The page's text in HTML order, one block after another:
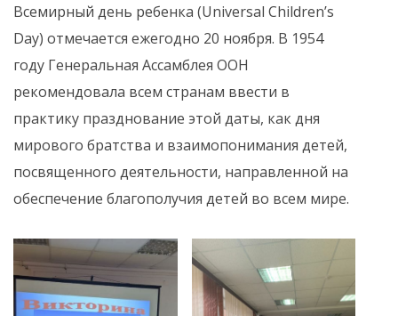
Всемирный день ребенка (Universal Children’s
Day) отмечается ежегодно 20 ноября. В 1954
году Генеральная Ассамблея ООН
рекомендовала всем странам ввести в
практику празднование этой даты, как дня
мирового братства и взаимопонимания детей,
посвященного деятельности, направленной на
обеспечение благополучия детей во всем мире.